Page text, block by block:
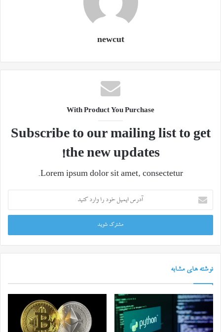
newcut
With Product You Purchase
Subscribe to our mailing list to get
the new updates!
Lorem ipsum dolor sit amet, consectetur.
ایمیل
خود
وارد
کنید
نوشته های مشابه